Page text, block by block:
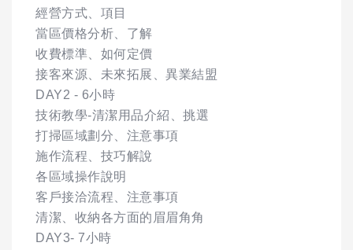
經營方式、項目
當區價格分析、了解
收費標準、如何定價
接客來源、未來拓展、異業結盟
DAY2 - 6小時
技術教學-清潔用品介紹、挑選
打掃區域劃分、注意事項
施作流程、技巧解說
各區域操作說明
客戶接洽流程、注意事項
清潔、收納各方面的眉眉角角
DAY3- 7小時